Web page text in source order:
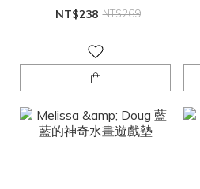
NT$238 NT$269